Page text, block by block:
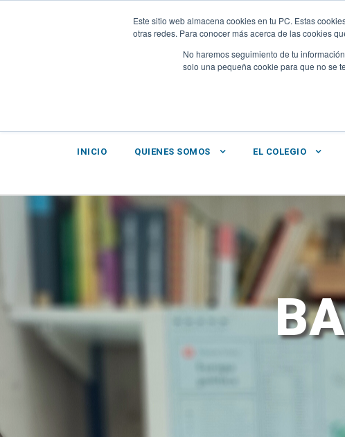
Este sitio web almacena cookies en tu PC. Estas
otras redes. Para conocer más acerca de las cookies
No haremos seguimiento de tu
solo una pequeña cookie para que no se
PRUEBAS DIAGNÓSTICO |UNIFORME INTRANET-BROCAL|
INICIO QUIENES SOMOS EL COLEGIO